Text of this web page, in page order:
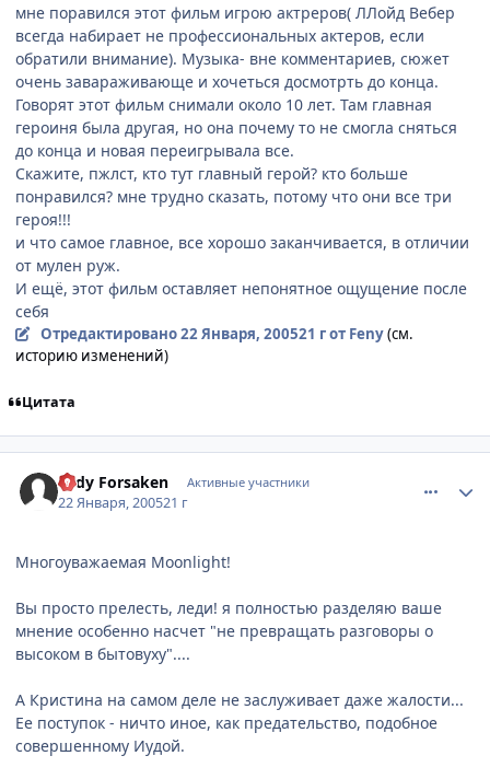
мне поравился этот фильм игрою актреров( ЛЛойд Вебер
всегда набирает не профессиональных актеров, если
обратили внимание). Музыка- вне комментариев, сюжет
очень завараживающе и хочеться досмотрть до конца.
Говорят этот фильм снимали около 10 лет. Там главная
героиня была другая, но она почему то не смогла сняться
до конца и новая переигрывала все.
Скажите, пжлст, кто тут главный герой? кто больше
понравился? мне трудно сказать, потому что они все три
героя!!!
и что самое главное, все хорошо заканчивается, в отличии
от мулен руж.
И ещё, этот фильм оставляет непонятное ощущение после
себя
Отредактировано22 Января, 200521 гот Feny(см.
историю изменений)
Цитата
Lady Forsaken Активные участники
22 Января, 200521 г
Многоуважаемая Moonlight!
Вы просто прелесть, леди! я полностью разделяю ваше
мнение особенно насчет "не превращать разговоры о
высоком в бытовуху"....
А Кристина на самом деле не заслуживает даже жалости...
Ее поступок - ничто иное, как предательство, подобное
совершенному Иудой.